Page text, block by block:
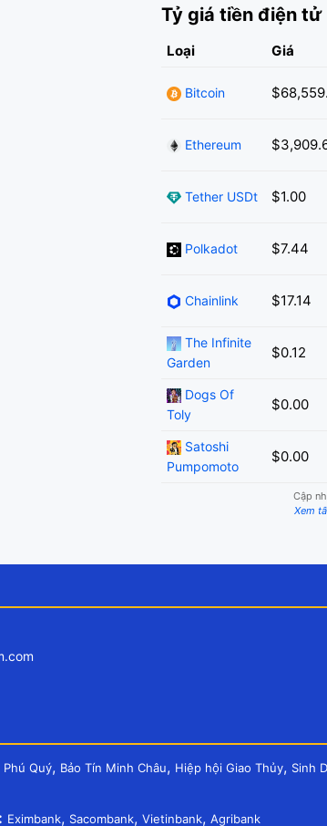
Tỷ giá tiền điện tử
Loại Giá
Bitcoin
Ethereum
Tether USDt $1.00
Polkadot $7.44
Chainlink $17.14
The Infinite
Garden
$0.12
Dogs Of
Toly
$0.00
Satoshi
Pumpomoto
$0.00
Cập
Xem
Phú Quý, Bảo Tín Minh Châu, Hiệp hội Giao Thủy, Sinh
Eximbank, Sacombank, Vietinbank, Agribank